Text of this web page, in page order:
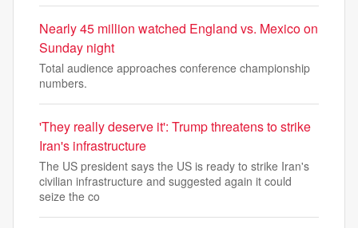
Nearly 45 million watched England vs. Mexico on
Sunday night
Total audience approaches conference championship
numbers.
'They really deserve it': Trump threatens to strike
Iran's infrastructure
The US president says the US is ready to strike Iran's
civilian infrastructure and suggested again it could
seize the co